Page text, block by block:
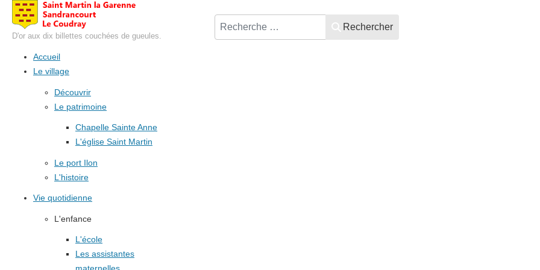
D'or aux dix billettes couchées de gueules.
Rechercher
Accueil
Le village
Découvrir
Le patrimoine
Chapelle Sainte Anne
L'église Saint Martin
Le port Ilon
L'histoire
Vie quotidienne
L'enfance
L'école
Les assistantes